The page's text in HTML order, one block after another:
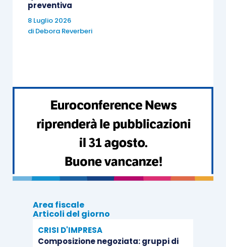
Decreto
Ristori-
quatere
comunicato
Mef n. 269
del
operano nei
settori
economici
individuati
nell’allegato
1Decreto
Ristori e2
Zona
Bozze
preventiva
8 Luglio 2026
di Debora Reverberi
Area fiscale
Articoli del giorno
CRISI D'IMPRESA
Composizione negoziata: gruppi di